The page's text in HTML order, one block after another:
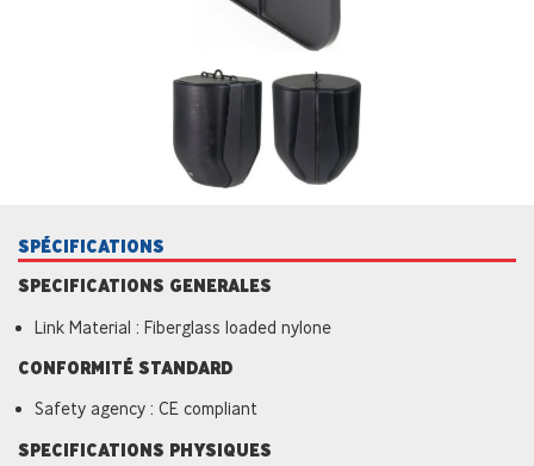
SPÉCIFICATIONS
SPECIFICATIONS GENERALES
Link Material : Fiberglass loaded nylone
CONFORMITÉ STANDARD
Safety agency : CE compliant
SPECIFICATIONS PHYSIQUES